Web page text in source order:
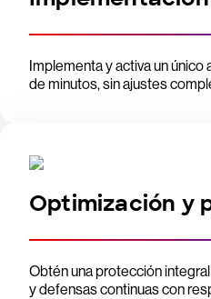
Implementa y activa un
de minutos, sin ajustes
Optimización y
Obtén una protección
y defensas continuas con